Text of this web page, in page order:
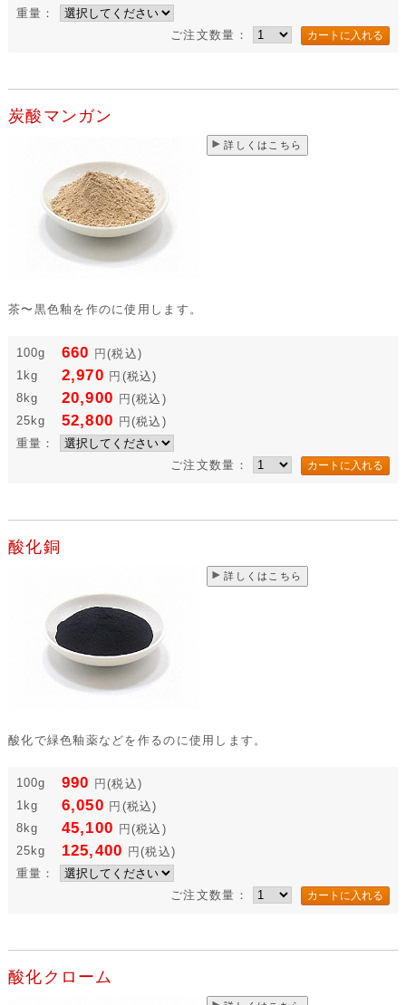
重量：
ご注文数量：
炭酸マンガン
詳しくはこちら
茶〜黒色釉を作のに使用します。
100g 660 円 (税込)
1kg
2,970 円 (税込)
8kg
20,900 円 (税込)
25kg
52,800 円 (税込)
重量：
ご注文数量：
酸化銅
詳しくはこちら
酸化で緑色釉薬などを作るのに使用します。
100g 990 円 (税込)
1kg
6,050 円 (税込)
8kg
45,100 円 (税込)
25kg
125,400 円(税込)
重量：
ご注文数量：
酸化クローム